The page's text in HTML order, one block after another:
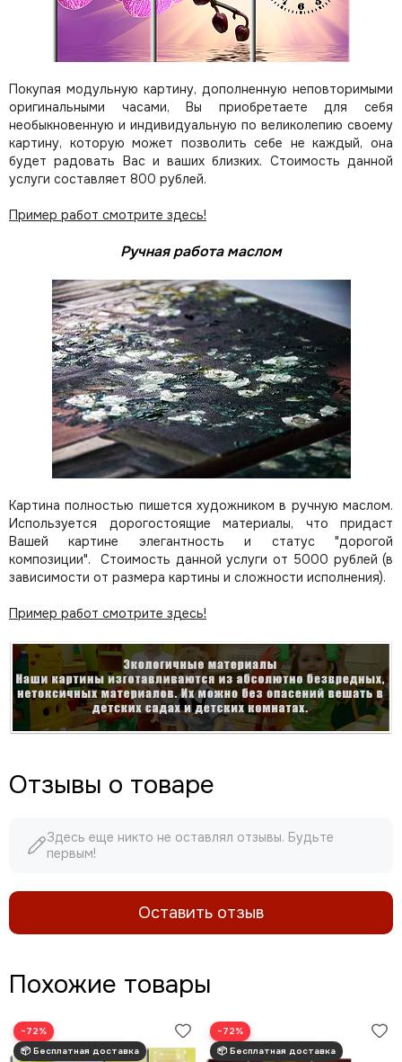
Покупая модульную картину, дополненную неповторимыми
оригинальными часами, Вы приобретаете для себя
необыкновенную и индивидуальную по великолепию своему
картину, которую может позволить себе не каждый, она
будет радовать Вас и ваших близких. Стоимость данной
услуги составляет 800 рублей.
Пример работ смотрите здесь!
Ручная работа маслом
Картина полностью пишется художником в ручную маслом.
Используется дорогостоящие материалы, что придаст
Вашей картине элегантность и статус "дорогой
композиции". Стоимость данной услуги от 5000 рублей (в
зависимости от размера картины и сложности исполнения).
Пример работ смотрите здесь!
Отзывы о товаре
Здесь еще никто не оставлял отзывы. Будьте
первым!
Оставить отзыв
Похожие товары
−72% −72%